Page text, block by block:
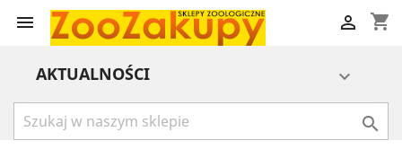
 shopping_cart

AKTUALNOŚCI 
